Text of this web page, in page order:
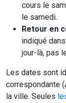
cours le
le samedi.
Retour en
indiqué
jour-là, pas
Les dates sont
correspondante
la ville. Seules